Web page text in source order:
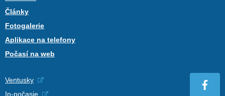
Články
Fotogalerie
Aplikace na telefony
Počasí na web
Ventusky
In-počasie